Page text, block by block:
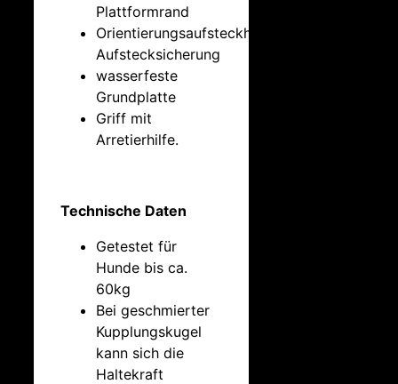
Plattformrand
Orientierungsaufsteckhilfe, optische
Aufstecksicherung
wasserfeste
Grundplatte
Griff mit
Arretierhilfe.
Technische Daten
Getestet für
Hunde bis ca.
60kg
Bei geschmierter
Kupplungskugel
kann sich die
Haltekraft